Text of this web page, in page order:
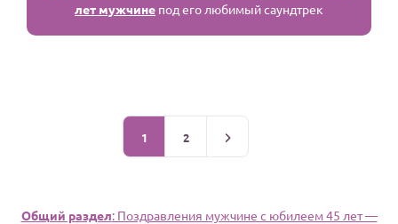
лет мужчине под его любимый саундтрек
1 2
Общий раздел: Поздравления мужчине с юбилеем 45 лет —